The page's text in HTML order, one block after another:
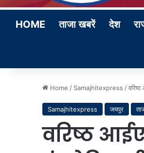
HOME ताजा खबरें देश
Home / Samajhitexpress /
Samajhitexpress जयपुर
वरिष्ठ